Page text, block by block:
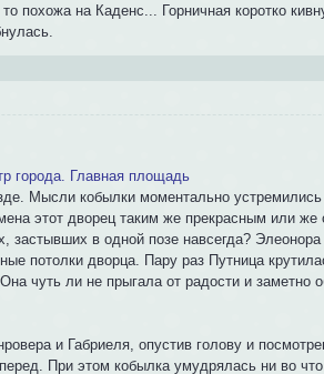
похожа на Каденс... Горничная коротко
города. Главная площадь
Мысли кобылки моментально
этот дворец таким же прекрасным или же
застывших в одной позе навсегда?
потолки дворца. Пару раз Путница
чуть ли не прыгала от радости и заметно
и Габриеля, опустив голову и
При этом кобылка умудрялась ни во